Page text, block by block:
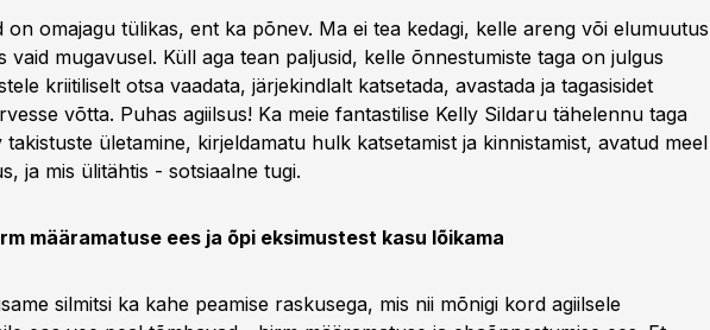
on omajagu tülikas, ent ka põnev. Ma ei tea kedagi, kelle areng või elumuutus
vaid mugavusel. Küll aga tean paljusid, kelle õnnestumiste taga on julgus
kriitiliselt otsa vaadata, järjekindlalt katsetada, avastada ja tagasisidet
võtta. Puhas agiilsus! Ka meie fantastilise Kelly Sildaru tähelennu taga
takistuste ületamine, kirjeldamatu hulk katsetamist ja kinnistamist, avatud meel
ja mis ülitähtis - sotsiaalne tugi.
määramatuse ees ja õpi eksimustest kasu lõikama
silmitsi ka kahe peamise raskusega, mis nii mõnigi kord agiilsele